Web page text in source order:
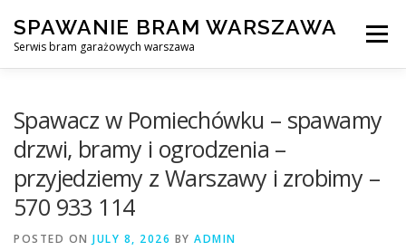
content
SPAWANIE BRAM WARSZAWA
Serwis bram garażowych warszawa
Menu
AWARYJNE OTWIERANIE BRAM BLOG KONTAKT
Spawacz w Pomiechówku – spawamy
drzwi, bramy i ogrodzenia –
przyjedziemy z Warszawy i zrobimy –
570 933 114
POSTED ON JULY 8, 2026 BY ADMIN